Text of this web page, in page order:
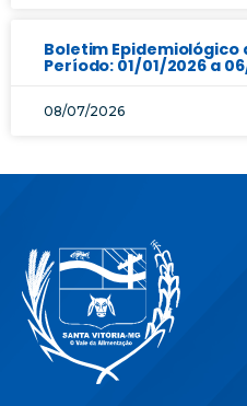
Boletim Epidemiológico
Período: 01/01/2026 a
08/07/2026